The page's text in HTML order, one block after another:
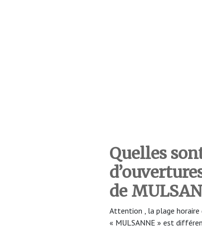
Quelles
de
Attention , la plage horaire
« MULSANNE » est